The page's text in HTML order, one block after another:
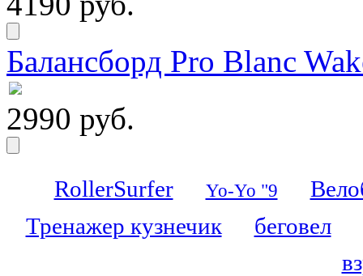
Балансборд Pro Blanc
2990 руб.
RollerSurfer Yo-Yo "9
Тренажер кузнечик
беговел